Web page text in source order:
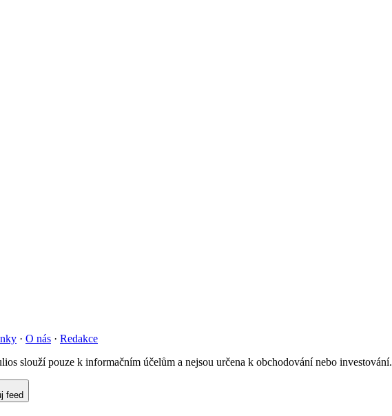
· O nás · Redakce
slouží pouze k informačním účelům a nejsou určena k obchodování nebo investování.
feed